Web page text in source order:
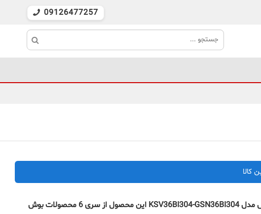
09126477257
کالا
یخچال فریزر دوقلو بوش مدل KSV36BI304-GSN36BI304 این محصول از سری 6 محصولات بوش